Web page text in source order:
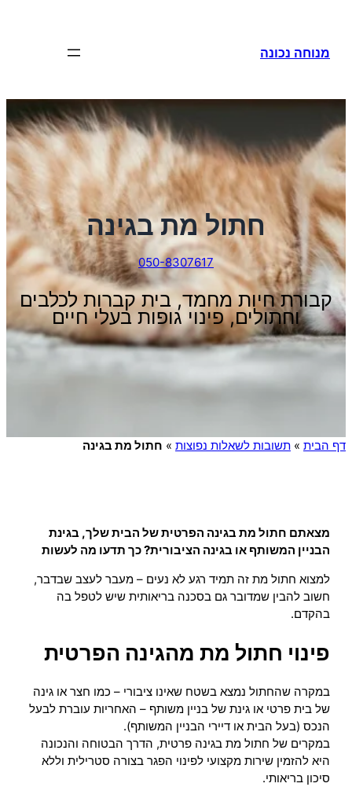
מנוחה נכונה
חתול מת בגינה
050-8307617
קבורת חיות מחמד, בית קברות לכלבים
וחתולים, פינוי גופות בעלי חיים
דף הבית » תשובות לשאלות נפוצות » חתול מת בגינה
מצאתם חתול מת בגינה הפרטית של הבית שלך, בגינת
הבניין המשותף או בגינה הציבורית? כך תדעו מה לעשות
למצוא חתול מת זה תמיד רגע לא נעים – מעבר לעצב שבדבר,
חשוב להבין שמדובר גם בסכנה בריאותית שיש לטפל בה
בהקדם.
פינוי חתול מת מהגינה הפרטית
במקרה שהחתול נמצא בשטח שאינו ציבורי – כמו חצר או גינה
של בית פרטי או גינת של בניין משותף – האחריות עוברת לבעל
הנכס (בעל הבית או דיירי הבניין המשותף).
במקרים של חתול מת בגינה פרטית, הדרך הבטוחה והנכונה
היא להזמין שירות מקצועי לפינוי הפגר בצורה סטרילית וללא
סיכון בריאותי.